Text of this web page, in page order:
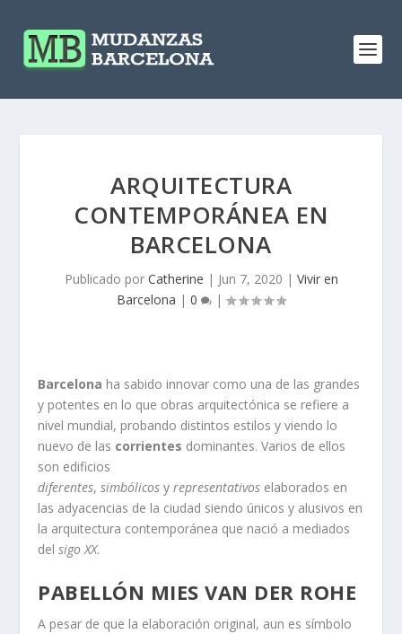
ARQUITECTURA
CONTEMPORÁNEA EN
BARCELONA
Publicado por Catherine | Jun 7, 2020 | Vivir en
Barcelona | 0 |
Barcelona ha sabido innovar como una de las grandes
y potentes en lo que obras arquitectónica se refiere a
nivel mundial, probando distintos estilos y viendo lo
nuevo de las corrientes dominantes. Varios de ellos
son edificios
diferentes,simbólicosyrepresentativos elaborados en
las adyacencias de la ciudad siendo únicos y alusivos en
la arquitectura contemporánea que nació a mediados
del sigo XX.
PABELLÓN MIES VAN DER ROHE
A pesar de que la elaboración original, aun es símbolo